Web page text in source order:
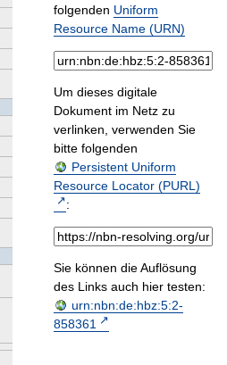
folgenden Uniform
Resource Name (URN)
Um dieses digitale
Dokument im Netz zu
verlinken, verwenden Sie
bitte folgenden
Persistent Uniform
Resource Locator (PURL)
:
Sie können die Auflösung
des Links auch hier testen:
urn:nbn:de:hbz:5:2-
858361